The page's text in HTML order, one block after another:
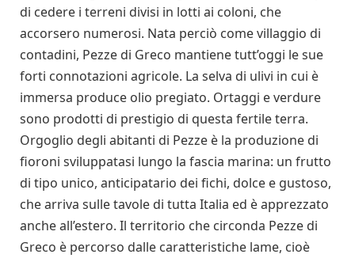
di cedere i terreni divisi in lotti ai coloni, che
accorsero numerosi. Nata perciò come villaggio di
contadini, Pezze di Greco mantiene tutt’oggi le sue
forti connotazioni agricole. La selva di ulivi in cui è
immersa produce olio pregiato. Ortaggi e verdure
sono prodotti di prestigio di questa fertile terra.
Orgoglio degli abitanti di Pezze è la produzione di
fioroni sviluppatasi lungo la fascia marina: un frutto
di tipo unico, anticipatario dei fichi, dolce e gustoso,
che arriva sulle tavole di tutta Italia ed è apprezzato
anche all’estero. Il territorio che circonda Pezze di
Greco è percorso dalle caratteristiche lame, cioè